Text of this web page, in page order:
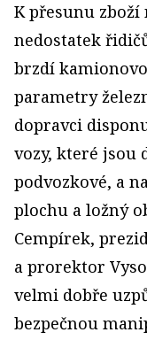
K přesunu zboží
nedostatek
brzdí
parametry
dopravci
vozy, které jsou
podvozkové, a
plochu a ložný
Cempírek,
a prorektor
velmi dobře
bezpečnou